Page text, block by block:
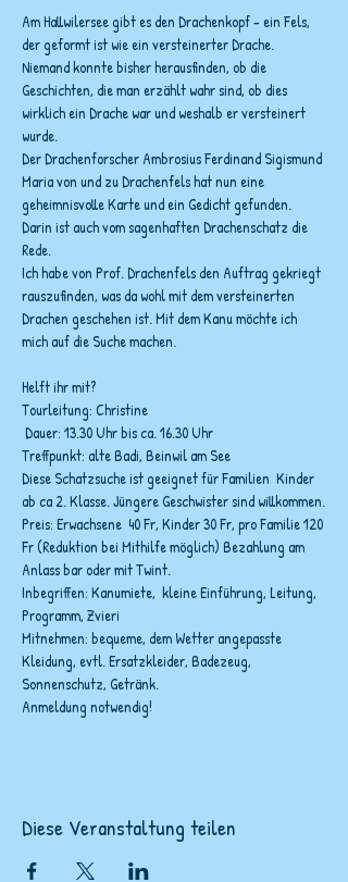
Am Hallwilersee gibt es den Drachenkopf - ein Fels,
der geformt ist wie ein versteinerter Drache.
Niemand konnte bisher herausfinden, ob die
Geschichten, die man erzählt wahr sind, ob dies
wirklich ein Drache war und weshalb er versteinert
wurde.
Der Drachenforscher Ambrosius Ferdinand Sigismund
Maria von und zu Drachenfels hat nun eine
geheimnisvolle Karte und ein Gedicht gefunden.
Darin ist auch vom sagenhaften Drachenschatz die
Rede.
Ich habe von Prof. Drachenfels den Auftrag gekriegt
rauszufinden, was da wohl mit dem versteinerten
Drachen geschehen ist. Mit dem Kanu möchte ich
mich auf die Suche machen.
Helft ihr mit?
Tourleitung: Christine
Dauer: 13.30 Uhr bis ca. 16.30 Uhr
Treffpunkt: alte Badi, Beinwil am See
Diese Schatzsuche ist geeignet für Familien  Kinder
ab ca 2. Klasse. Jüngere Geschwister sind willkommen.
Preis: Erwachsene  40 Fr, Kinder 30 Fr, pro Familie 120
Fr (Reduktion bei Mithilfe möglich) Bezahlung am
Anlass bar oder mit Twint.
Inbegriffen: Kanumiete,  kleine Einführung, Leitung,
Programm, Zvieri
Mitnehmen: bequeme, dem Wetter angepasste
Kleidung, evtl. Ersatzkleider, Badezeug,
Sonnenschutz, Getränk.
Anmeldung notwendig!
Diese Veranstaltung teilen